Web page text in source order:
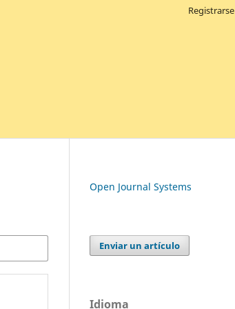
Registrarse
Open Journal Systems
Enviar un artículo
Idioma